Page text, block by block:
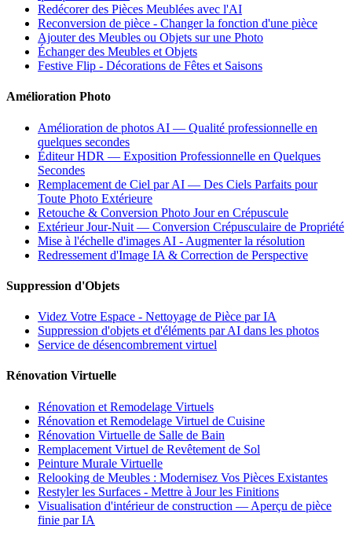
Redécorer des Pièces Meublées avec l'AI
Reconversion de pièce - Changer la fonction d'une pièce
Ajouter des Meubles ou Objets sur une Photo
Échanger des Meubles et Objets
Festive Flip - Décorations de Fêtes et Saisons
Amélioration Photo
Amélioration de photos AI — Qualité professionnelle en
quelques secondes
Éditeur HDR — Exposition Professionnelle en Quelques
Secondes
Remplacement de Ciel par AI — Des Ciels Parfaits pour
Toute Photo Extérieure
Retouche & Conversion Photo Jour en Crépuscule
Extérieur Jour-Nuit — Conversion Crépusculaire de Propriété
Mise à l'échelle d'images AI - Augmenter la résolution
Redressement d'Image IA & Correction de Perspective
Suppression d'Objets
Videz Votre Espace - Nettoyage de Pièce par IA
Suppression d'objets et d'éléments par AI dans les photos
Service de désencombrement virtuel
Rénovation Virtuelle
Rénovation et Remodelage Virtuels
Rénovation et Remodelage Virtuel de Cuisine
Rénovation Virtuelle de Salle de Bain
Remplacement Virtuel de Revêtement de Sol
Peinture Murale Virtuelle
Relooking de Meubles : Modernisez Vos Pièces Existantes
Restyler les Surfaces - Mettre à Jour les Finitions
Visualisation d'intérieur de construction — Aperçu de pièce
finie par IA